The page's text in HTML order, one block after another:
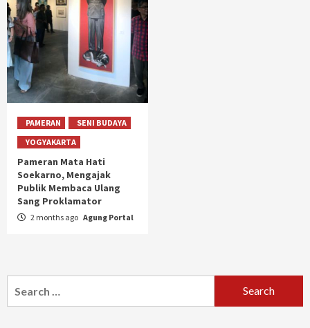
PAMERAN
SENI BUDAYA
YOGYAKARTA
Pameran Mata Hati
Soekarno, Mengajak
Publik Membaca Ulang
Sang Proklamator
2 months ago Agung Portal
for: